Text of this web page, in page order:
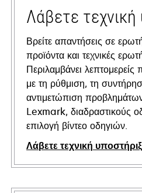
Λάβετε τεχνική
Βρείτε απαντήσεις σε
προϊόντα και τεχνικές
Περιλαμβάνει λεπτομερείς
με τη ρύθμιση, τη
αντιμετώπιση
Lexmark, διαδραστικούς
επιλογή βίντεο οδηγιών.
Λάβετε τεχνική
opens
in